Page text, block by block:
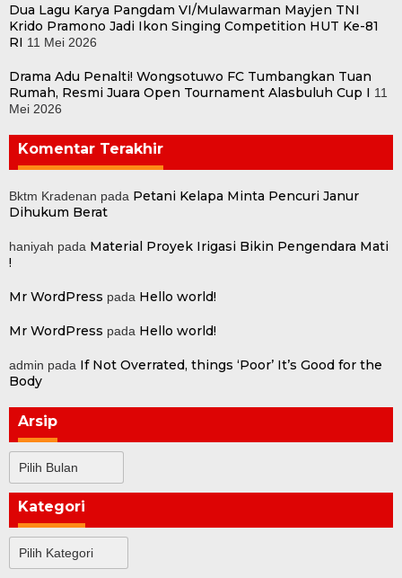
Dua Lagu Karya Pangdam VI/Mulawarman Mayjen TNI
Krido Pramono Jadi Ikon Singing Competition HUT Ke-81
RI 11 Mei 2026
Drama Adu Penalti! Wongsotuwo FC Tumbangkan Tuan
Rumah, Resmi Juara Open Tournament Alasbuluh Cup I 11
Mei 2026
Komentar Terakhir
Bktm Kradenan pada Petani Kelapa Minta Pencuri Janur
Dihukum Berat
haniyah pada Material Proyek Irigasi Bikin Pengendara Mati
!
Mr WordPress pada Hello world!
Mr WordPress pada Hello world!
admin pada If Not Overrated, things ‘Poor’ It’s Good for the
Body
Arsip
Kategori